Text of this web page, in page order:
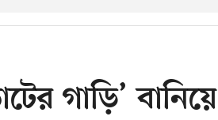
গাড়ি’ বানিয়ে